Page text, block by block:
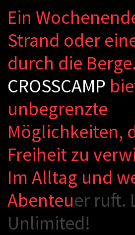
Ein Wochenend
Strand oder ein
durch die Berge.
CROSSCAMP bie
unbegrenzte
Möglichkeiten,
Freiheitzu verwi
Im Alltag und w
Abenteuer ruf.
Unlimited!